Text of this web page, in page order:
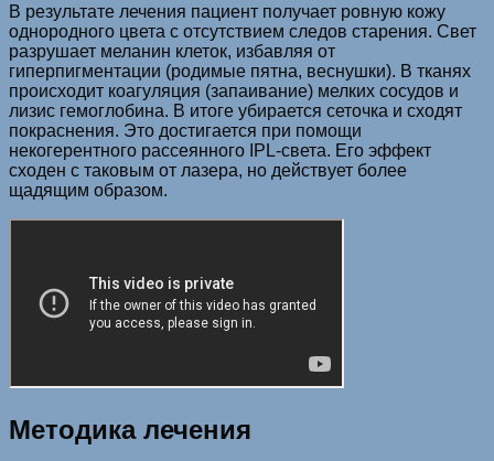
В результате лечения пациент получает ровную кожу
однородного цвета с отсутствием следов старения. Свет
разрушает меланин клеток, избавляя от
гиперпигментации (родимые пятна, веснушки). В тканях
происходит коагуляция (запаивание) мелких сосудов и
лизис гемоглобина. В итоге убирается сеточка и сходят
покраснения. Это достигается при помощи
некогерентного рассеянного IPL-света. Его эффект
сходен с таковым от лазера, но действует более
щадящим образом.
Методика лечения